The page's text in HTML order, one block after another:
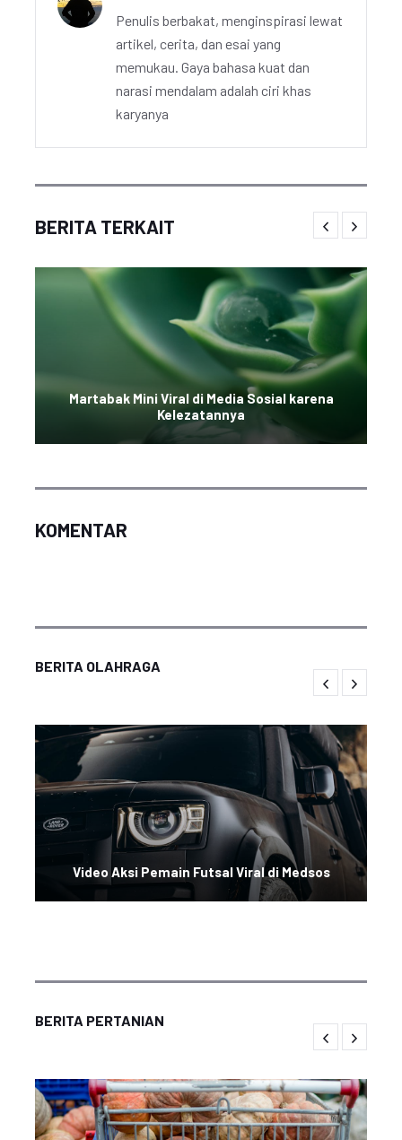
Penulis berbakat, menginspirasi lewat
artikel, cerita, dan esai yang
memukau. Gaya bahasa kuat dan
narasi mendalam adalah ciri khas
karyanya
BERITA TERKAIT
Martabak Mini Viral di Media Sosial karena
Kelezatannya
KOMENTAR
BERITA OLAHRAGA
Video Aksi Pemain Futsal Viral di Medsos
BERITA PERTANIAN